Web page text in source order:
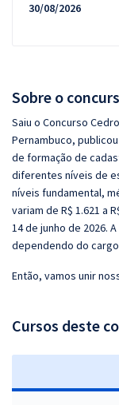
Sobre o
Saiu o Concurso
Pernambuco,
de formação de
diferentes níveis de
níveis fundamental,
variam de R$ 1.621 a
14 de junho de 2026.
dependendo do
Então, vamos unir
Cursos deste
30/08/2026